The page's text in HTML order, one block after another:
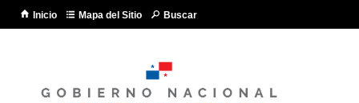
Inicio Mapa del Sitio Buscar